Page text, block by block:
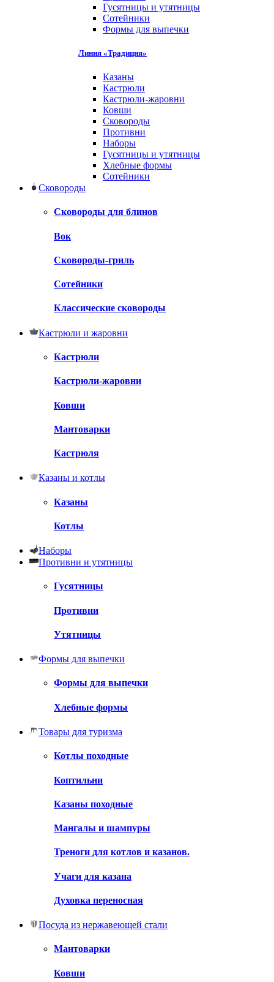
Гусятницы и утятницы
Сотейники
Формы для выпечки
Линия «Традиция»
Казаны
Кастрюли
Кастрюли-жаровни
Ковши
Сковороды
Противни
Наборы
Гусятницы и утятницы
Хлебные формы
Сотейники
Сковороды
Сковороды для блинов
Вок
Сковороды-гриль
Сотейники
Классические сковороды
Кастрюли и жаровни
Кастрюли
Кастрюли-жаровни
Ковши
Мантоварки
Кастрюля
Казаны и котлы
Казаны
Котлы
Наборы
Противни и утятницы
Гусятницы
Противни
Утятницы
Формы для выпечки
Формы для выпечки
Хлебные формы
Товары для туризма
Котлы походные
Коптильни
Казаны походные
Мангалы и шампуры
Треноги для котлов и казанов.
Учаги для казана
Духовка переносная
Посуда из нержавеющей стали
Мантоварки
Ковши